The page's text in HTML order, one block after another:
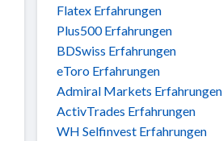
Flatex Erfahrungen
Plus500 Erfahrungen
BDSwiss Erfahrungen
eToro Erfahrungen
Admiral Markets Erfahrungen
ActivTrades Erfahrungen
WH Selfinvest Erfahrungen